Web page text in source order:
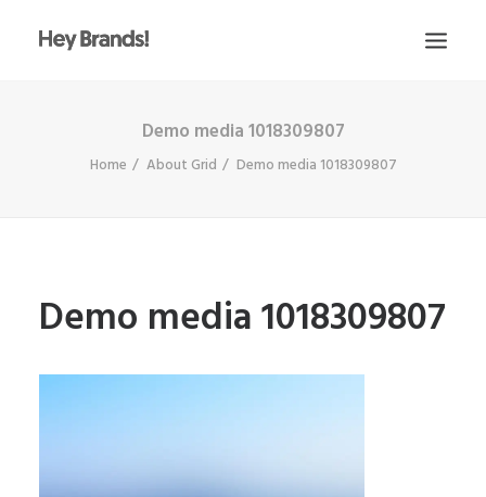
CONÓCENOS
ESCRÍBENOS
Demo media 1018309807
Home About Grid Demo media 1018309807
Demo media 1018309807